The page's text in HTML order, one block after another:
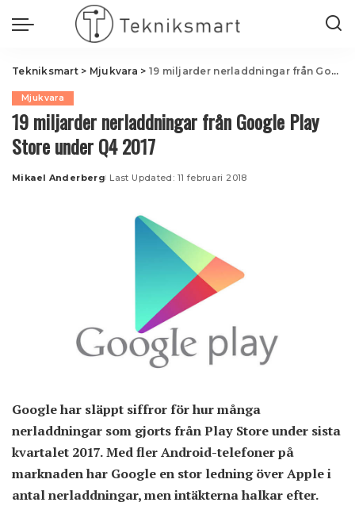
Tekniksmart> Mjukvara > 19 miljarder nerladdningar från Google Play Store under Q4 2017
Mjukvara
19 miljarder nerladdningar från Google Play
Store under Q4 2017
Posted
Mikael Anderberg Last Updated: 11 februari 2018
Google har släppt siffror för hur många
nerladdningar som gjorts från Play Store under sista
kvartalet 2017. Med fler Android-telefoner på
marknaden har Google en stor ledning över Apple i
antal nerladdningar, men intäkterna halkar efter.